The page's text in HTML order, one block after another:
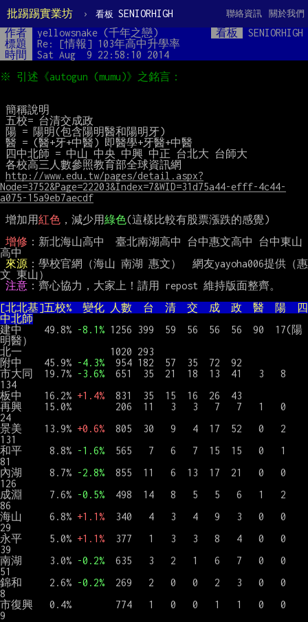
批踢踢實業坊 › 看板 SENIORHIGH 關於我們
聯絡資訊
作者 yellowsnake (千年之戀) 看板
SENIORHIGH
標題
Re: [情報] 103年高中升學率
時間
Sat Aug  9 22:58:10 2014
http://www.edu.tw/pages/detail.aspx?
Node=3752&Page=22203&Index=7&WID=31d75a44-efff-4c44-
a075-15a9eb7aecdf
增加用紅色 ，減少用綠色(這樣比較有股票漲跌的感覺)
增修 ：新北海山高中  臺北南湖高中 台中惠文高中 台中東山
高中
來源 ：學校官網（海山 南湖 惠文）  網友yayoha006提供（惠
文 東山）
注意 ：齊心協力，大家上！請用 repost 維持版面整齊。
[北北基]五校%  變化 人數  台  清  交  成  政  醫  陽  四
中北師
建中    49.8% -8.1% 1256 399  59  56  56  56  90  17(陽
明醫）
北一                1020 293
附中    45.9% -4.3%
  954 182  57  35  72  92
市大同  19.7% -3.6%
  651  35  21  18  13  41   3   8
134
板中    16.2% +1.4%
  831  35  15  16  26  43
再興    15.0%        206  11   3   3   7   7   1   0
24
景美    13.9% +0.6%
  805  30   9   4  17  52   0   2
131
和平     8.8% -1.6%
  565   7   6   7  15  15   0   1
81
內湖     8.7% -2.8%
  855  11   6  13  17  21   0   0
126
成淵     7.6% -0.5%
  498  14   8   5   5   6   1   2
86
海山     6.8% +1.1%
  340   4   3   4   9   3   0   0
29
永平     5.0% +1.1%
  377   1   3   3   8   4   0   0
39
南湖     3.0% -0.2%
  635   3   2   1   6   7   0   0
51
錦和     2.6% -0.2%
  269   2   0   0   2   3   0   0
8
市復興   0.4%        774   1   0   0   1   1   0   0
9